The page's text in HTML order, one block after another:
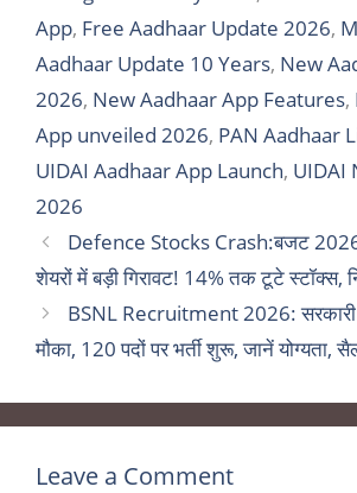
App, Free Aadhaar Update 2026,
Aadhaar Update 10 Years, New
2026, New Aadhaar App Features,
App unveiled 2026, PAN Aadhaar
UIDAI Aadhaar App Launch, UIDAI
2026
Defence Stocks Crash:बजट
शेयरों में बड़ी गिरावट! 14% तक टूटे स्टॉक्स,
BSNL Recruitment 2026: सरकारी
मौका, 120 पदों पर भर्ती शुरू, जानें योग्यता,
Leave a Comment